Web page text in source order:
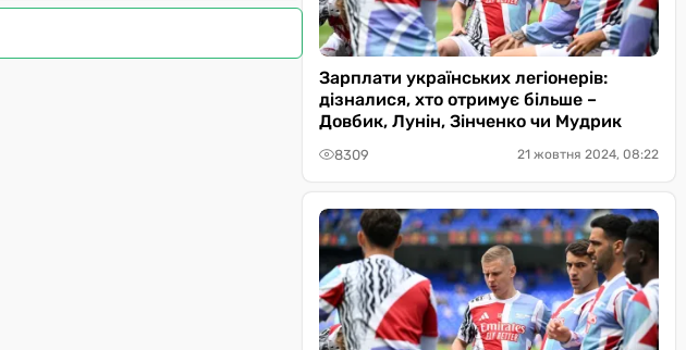
Зарплати українських легіонерів:
дізналися, хто отримує більше –
Довбик, Лунін, Зінченко чи Мудрик
8309 21 жовтня 2024, 08:22